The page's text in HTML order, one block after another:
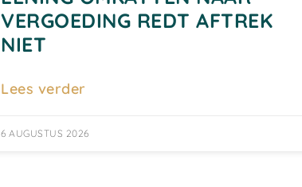
VERGOEDING REDT AFTREK
NIET
Lees verder
6 AUGUSTUS 2026